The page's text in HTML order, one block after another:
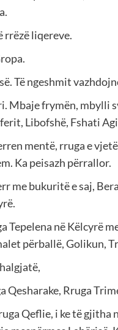
rrëzë liqereve.
Të ngeshmit
Mbaje frymën, mbylli
Libofshë, Fshati
mentë, rruga e
Ka peisazh përrallor.
me bukuritë e saj,
Tepelena në Këlcyrë
përballë, Golikun,
Qesharake, Rruga
Qeflie, i ke të gjitha